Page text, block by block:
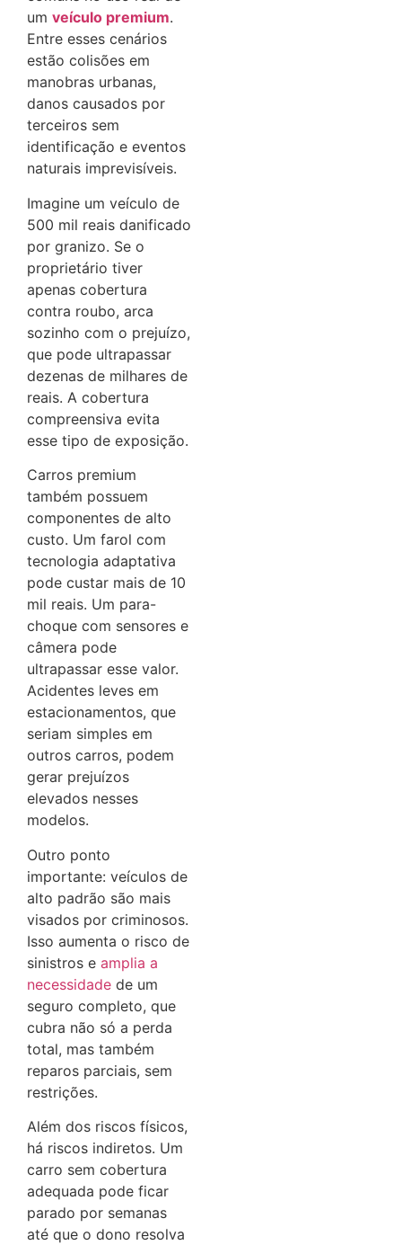
um veículo premium.
Entre esses cenários
estão colisões em
manobras urbanas,
danos causados por
terceiros sem
identificação e eventos
naturais imprevisíveis.
Imagine um veículo de
500 mil reais danificado
por granizo. Se o
proprietário tiver
apenas cobertura
contra roubo, arca
sozinho com o prejuízo,
que pode ultrapassar
dezenas de milhares de
reais. A cobertura
compreensiva evita
esse tipo de exposição.
Carros premium
também possuem
componentes de alto
custo. Um farol com
tecnologia adaptativa
pode custar mais de 10
mil reais. Um para-
choque com sensores e
câmera pode
ultrapassar esse valor.
Acidentes leves em
estacionamentos, que
seriam simples em
outros carros, podem
gerar prejuízos
elevados nesses
modelos.
Outro ponto
importante: veículos de
alto padrão são mais
visados por criminosos.
Isso aumenta o risco de
sinistros e amplia a
necessidade de um
seguro completo, que
cubra não só a perda
total, mas também
reparos parciais, sem
restrições.
Além dos riscos físicos,
há riscos indiretos. Um
carro sem cobertura
adequada pode ficar
parado por semanas
até que o dono resolva